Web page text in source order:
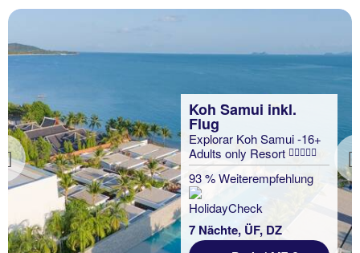
Previous
Koh Samui inkl.
Flug
Explorar Koh Samui -16+
Adults only Resort
93 % Weiterempfehlung
7 Nächte, ÜF, DZ